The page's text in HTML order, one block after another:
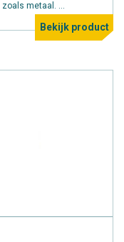
metaal. ...
Bekijk product